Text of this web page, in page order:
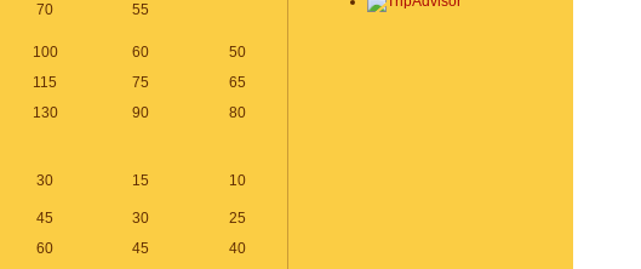
70 55
100 60
50
115 75
65
130 90
80
30 15 10
45 30
25
60 45
40